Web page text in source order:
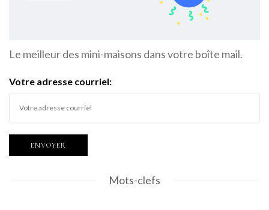
Le meilleur des mini-maisons dans votre boîte mail.
Votre adresse courriel:
Mots-clefs